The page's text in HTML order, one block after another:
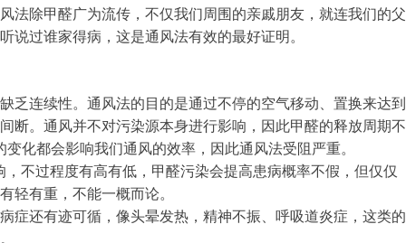
法除甲醛广为流传，不仅我们周围的亲戚朋友，就连我们的父
说过谁家得病，这是通风法有效的最好证明。
乏连续性。通风法的目的是通过不停的空气移动、置换来达到
断。通风并不对污染源本身进行影响，因此甲醛的释放周期不
化都会影响我们通风的效率，因此通风法受阻严重。
不过程度有高有低，甲醛污染会提高患病概率不假，但仅仅
轻有重，不能一概而论。
症还有迹可循，像头晕发热，精神不振、呼吸道炎症，这类的